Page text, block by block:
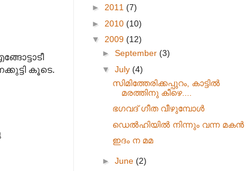
കൂടെ.
► 2011 (7)
► 2010 (10)
▼ 2009 (12)
► September (3)
▼ July (4)
സിമിത്തേരിക്കപ്പുറം, കാട്ടിൽ
മരത്തിനു കീഴെ....
ഭഗവദ് ഗീത വീഴുമ്പോൾ
ഡെൽഹിയിൽ നിന്നും വന്ന മകൻ
ഇദം ന മമ
► June (2)